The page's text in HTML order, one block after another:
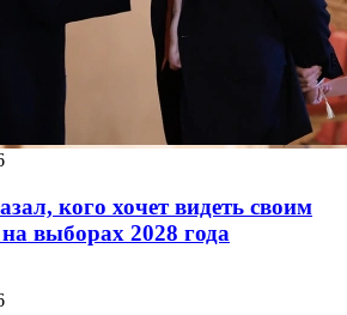
кого хочет видеть своим
выборах 2028 года